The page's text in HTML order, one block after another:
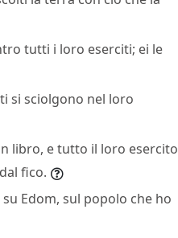
tutti i loro eserciti; ei le
si sciolgono nel loro
libro, e tutto il loro esercito
fico.
Edom, sul popolo che ho